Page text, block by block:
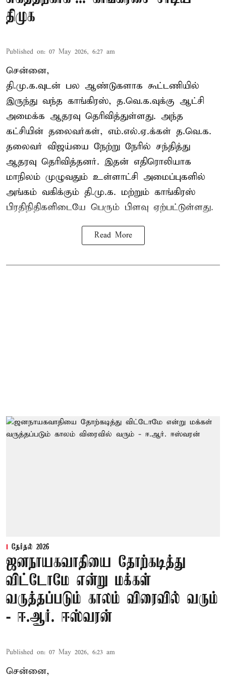
திமுக
Published on: 07 May 2026, 6:27 am
சென்னை,
தி.மு.க.வுடன் பல ஆண்டுகளாக கூட்டணியில்
இருந்து வந்த காங்கிரஸ், த.வெ.க.வுக்கு ஆட்சி
அமைக்க ஆதரவு தெரிவித்துள்ளது. அந்த
கட்சியின் தலைவர்கள், எம்.எல்.ஏ.க்கள் த.வெ.க.
தலைவர் விஜய்யை நேற்று நேரில் சந்தித்து
ஆதரவு தெரிவித்தனர். இதன் எதிரொலியாக
மாநிலம் முழுவதும் உள்ளாட்சி அமைப்புகளில்
அங்கம் வகிக்கும் தி.மு.க. மற்றும் காங்கிரஸ்
பிரதிநிதிகளிடையே பெரும் பிளவு ஏற்பட்டுள்ளது.
Read More
தேர்தல் 2026
ஜனநாயகவாதியை தோற்கடித்து
விட்டோமே என்று மக்கள்
வருத்தப்படும் காலம் விரைவில் வரும்
- ஈ.ஆர். ஈஸ்வரன்
Published on: 07 May 2026, 6:23 am
சென்னை,